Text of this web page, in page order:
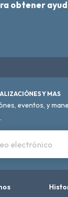
obtener
Y MAS
eventos, y
electrónico